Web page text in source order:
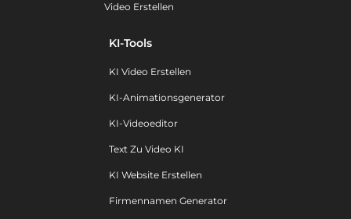
Video Erstellen
KI-Tools
KI Video Erstellen
KI-Animationsgenerator
KI-Videoeditor
Text Zu Video KI
KI Website Erstellen
Firmennamen Generator